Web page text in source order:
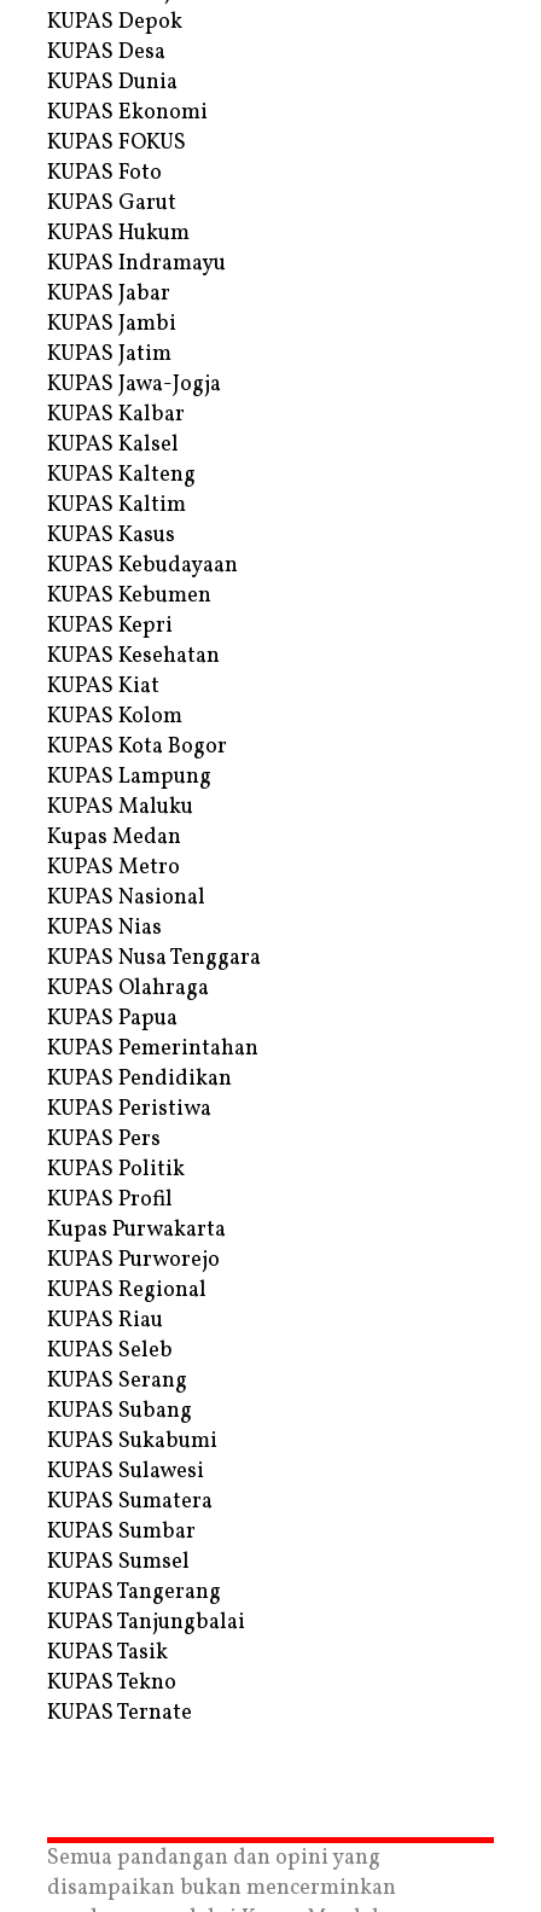
KUPAS Depok
KUPAS Desa
KUPAS Dunia
KUPAS Ekonomi
KUPAS FOKUS
KUPAS Foto
KUPAS Garut
KUPAS Hukum
KUPAS Indramayu
KUPAS Jabar
KUPAS Jambi
KUPAS Jatim
KUPAS Jawa-Jogja
KUPAS Kalbar
KUPAS Kalsel
KUPAS Kalteng
KUPAS Kaltim
KUPAS Kasus
KUPAS Kebudayaan
KUPAS Kebumen
KUPAS Kepri
KUPAS Kesehatan
KUPAS Kiat
KUPAS Kolom
KUPAS Kota Bogor
KUPAS Lampung
KUPAS Maluku
Kupas Medan
KUPAS Metro
KUPAS Nasional
KUPAS Nias
KUPAS Nusa Tenggara
KUPAS Olahraga
KUPAS Papua
KUPAS Pemerintahan
KUPAS Pendidikan
KUPAS Peristiwa
KUPAS Pers
KUPAS Politik
KUPAS Profil
Kupas Purwakarta
KUPAS Purworejo
KUPAS Regional
KUPAS Riau
KUPAS Seleb
KUPAS Serang
KUPAS Subang
KUPAS Sukabumi
KUPAS Sulawesi
KUPAS Sumatera
KUPAS Sumbar
KUPAS Sumsel
KUPAS Tangerang
KUPAS Tanjungbalai
KUPAS Tasik
KUPAS Tekno
KUPAS Ternate
Semua pandangan dan opini yang
disampaikan bukan mencerminkan